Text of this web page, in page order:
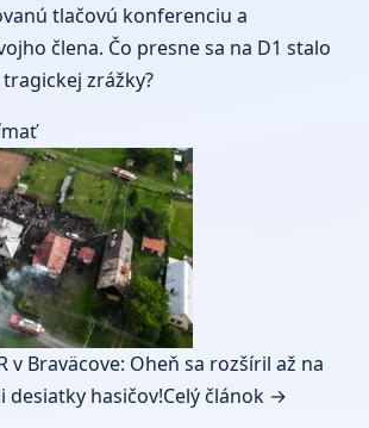
tlačovú konferenciu a
člena. Čo presne sa na D1 stalo
zrážky?
v Braväcove: Oheň sa rozšíril až na
desiatky hasičov!Celý článok →